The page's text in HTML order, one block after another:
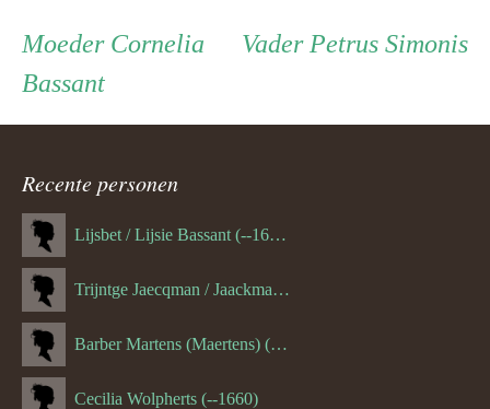
Persoon
ouder
navigatie
Vader Vader
Petrus Simonis
Moeder Moeder
Cornelia
Bassant
Recente personen
Lijsbet / Lijsie Bassant (--1687)
Trijntge Jaecqman / Jaackman (--1651)
Barber Martens (Maertens) (--1658)
Cecilia Wolpherts (--1660)